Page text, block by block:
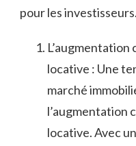
pour les investisseurs.
L’augmentation
locative : Une
marché⁢
l’augmentation
locative. ⁢Avec